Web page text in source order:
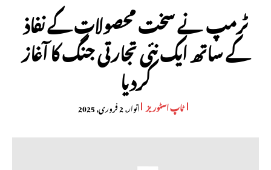
ٹرمپ نے سخت محصولات کے نفاذ
کے ساتھ ایک نئی تجارتی جنگ کا آغاز
کردیا
ٹاپ اسٹوریز اتوار, 2 فروری, 2025